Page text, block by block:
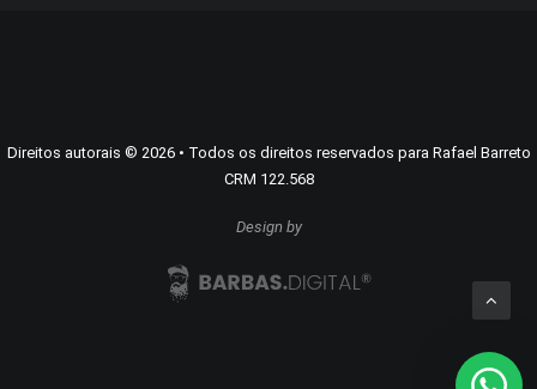
Direitos autorais © 2026• Todos os direitos reservados para Rafael Barreto
CRM 122.568
Design by